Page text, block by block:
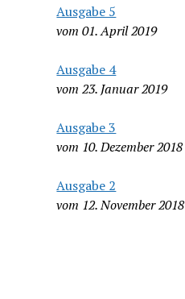
Ausgabe 5
vom 01. April 2019
Ausgabe 4
vom 23. Januar 2019
Ausgabe 3
vom 10. Dezember 2018
Ausgabe 2
vom 12. November 2018